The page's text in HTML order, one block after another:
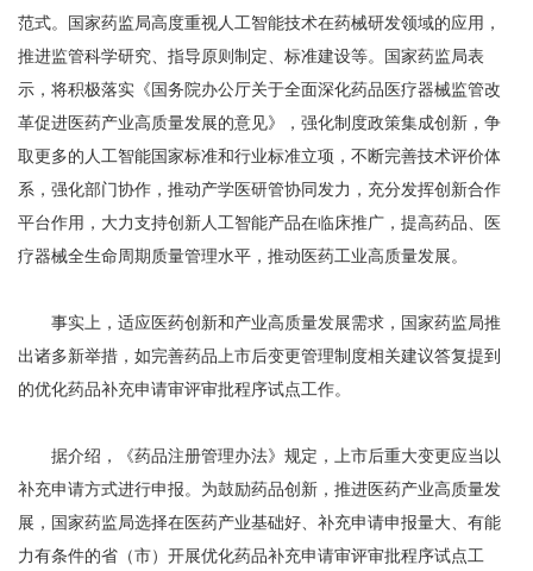
范式。国家药监局高度重视人工智能技术在药械研发领域的应用，
推进监管科学研究、指导原则制定、标准建设等。国家药监局表
示，将积极落实《国务院办公厅关于全面深化药品医疗器械监管改
革促进医药产业高质量发展的意见》，强化制度政策集成创新，争
取更多的人工智能国家标准和行业标准立项，不断完善技术评价体
系，强化部门协作，推动产学医研管协同发力，充分发挥创新合作
平台作用，大力支持创新人工智能产品在临床推广，提高药品、医
疗器械全生命周期质量管理水平，推动医药工业高质量发展。
事实上，适应医药创新和产业高质量发展需求，国家药监局推
出诸多新举措，如完善药品上市后变更管理制度相关建议答复提到
的优化药品补充申请审评审批程序试点工作。
据介绍，《药品注册管理办法》规定，上市后重大变更应当以
补充申请方式进行申报。为鼓励药品创新，推进医药产业高质量发
展，国家药监局选择在医药产业基础好、补充申请申报量大、有能
力有条件的省（市）开展优化药品补充申请审评审批程序试点工